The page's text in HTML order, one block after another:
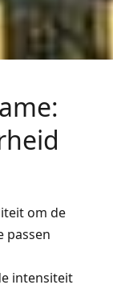
om de
passen
intensiteit